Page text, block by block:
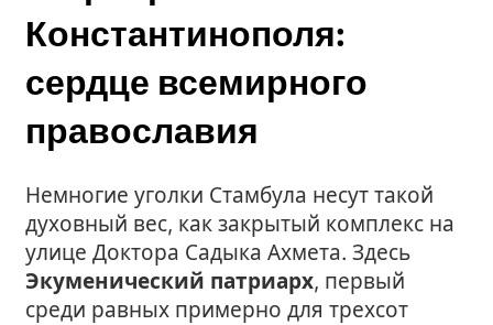
Константинополя:
сердце всемирного
православия
Немногие уголки Стамбула несут такой
духовный вес, как закрытый комплекс на
улице Доктора Садыка Ахмета. Здесь
Экуменический патриарх, первый
среди равных примерно для трехсот